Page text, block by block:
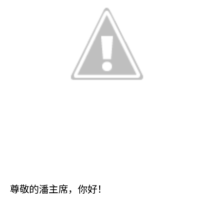
尊敬的潘主席，你好！